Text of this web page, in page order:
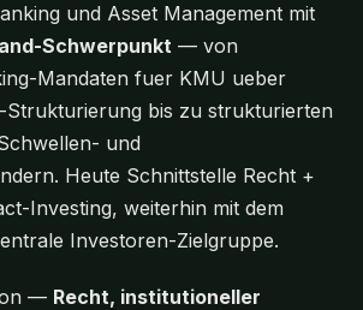
und Asset Management mit
Schwerpunkt — von
Mandaten fuer KMU ueber
Strukturierung bis zu strukturierten
und
Heute Schnittstelle Recht +
Investing, weiterhin mit dem
Investoren-Zielgruppe.
— Recht, institutioneller